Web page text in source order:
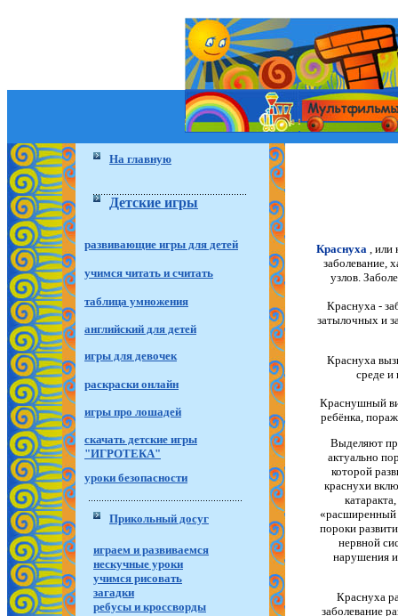
На главную
Детские игры
развивающие игры для детей
учимся читать и считать
таблица умножения
английский для детей
игры для девочек
раскраски онлайн
игры про лошадей
скачать детские игры
"ИГРОТЕКА"
уроки безопасности
Прикольный досуг
играем и развиваемся
нескучные уроки
учимся рисовать
загадки
ребусы и кроссворды
Краснуха , или
заболевание,
узлов.
Краснуха -
затылочных и
Краснуха
среде и
Краснушный
ребёнка,
Выделяют
актуально
которой
краснухи
«расширенный
пороки
нервной
нарушения и
Краснуха
заболевание